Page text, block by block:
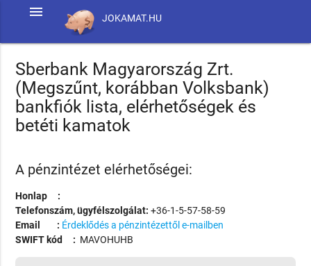
JOKAMAT.HU
menu
Sberbank Magyarország Zrt.
(Megszűnt, korábban Volksbank)
bankfiók lista, elérhetőségek és
betéti kamatok
A pénzintézet elérhetőségei:
Honlap :
Telefonszám, ügyfélszolgálat: +36-1-5-57-58-59
Email : Érdeklődés a pénzintézettől e-mailben
SWIFT kód : MAVOHUHB